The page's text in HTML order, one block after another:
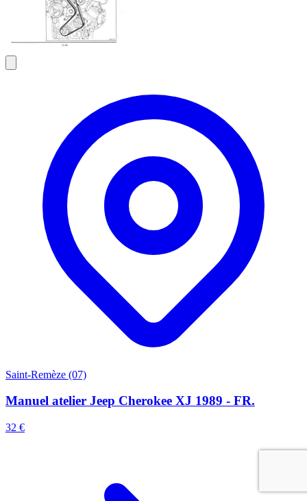
Saint-Remèze (07)
Manuel atelier Jeep Cherokee XJ 1989 - FR.
32 €